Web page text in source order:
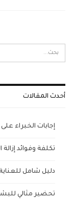
أحدث المقالات
إجابات الخبراء
تكلفة وفوائد
دليل شامل
تحضير مثالي